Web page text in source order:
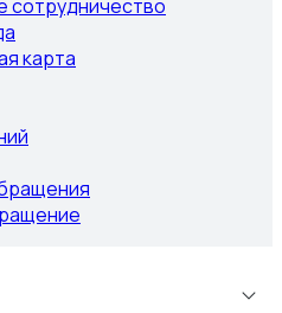
карта